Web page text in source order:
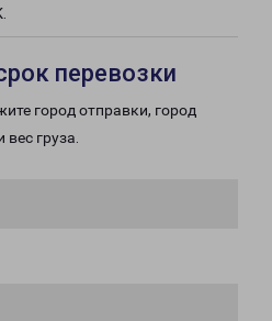
перевозки
город отправки, город
груза.